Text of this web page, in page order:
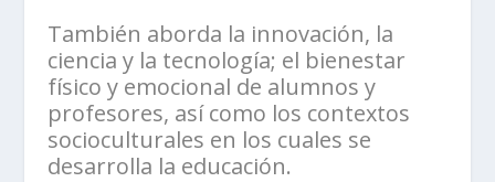
También aborda la innovación, la
ciencia y la tecnología; el bienestar
físico y emocional de alumnos y
profesores, así como los contextos
socioculturales en los cuales se
desarrolla la educación.